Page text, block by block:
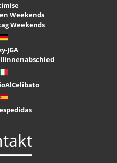
Weekends
Weekends
JGA